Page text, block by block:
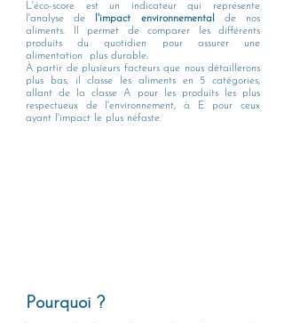
L'éco-score est un indicateur qui représente
l'analyse de
l'impact environnemental
de nos
aliments. Il permet de comparer les différents
produits du quotidien pour assurer une
alimentation  plus durable.
À partir de plusieurs facteurs que nous détaillerons
plus bas, il classe les aliments en 5 catégories,
allant de la classe A pour les produits les plus
respectueux de l'environnement, à E pour ceux
ayant l'impact le plus néfaste.
Pourquoi ?